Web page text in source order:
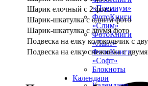
«Премиум»
ФотоКниги
«Слим»
ФотоКниги
«Лайт»
ФотоКниги
«Софт»
Блокноты
Календари
Шарик елочный с 2 фото
Шарик-шкатулка с одним фото
Шарик-шкатулка с двумя фото
Подвеска на елку колокольчик с
Подвеска на елку снежинка с